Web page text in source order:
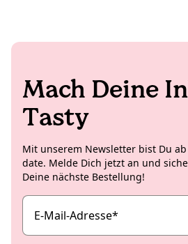
Studioküche auf und kreiert
Mach Deine
Tasty
Mit unserem Newsletter bist Du
date. Melde Dich jetzt an und
Deine nächste Bestellung!
E-Mail-Adresse*